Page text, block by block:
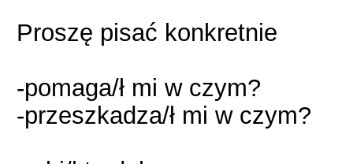
Proszę pisać konkretnie
-pomaga/ł mi w czym?
-przeszkadza/ł mi w czym?